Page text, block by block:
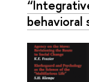
behavioral